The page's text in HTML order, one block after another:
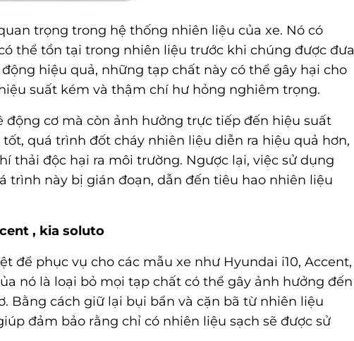
trọng trong hệ thống nhiên liệu của xe. Nó có
thể tồn tại trong nhiên liệu trước khi chúng được đưa
hiệu quả, những tạp chất này có thể gây hại cho
suất kém và thậm chí hư hỏng nghiêm trọng.
cơ mà còn ảnh hưởng trực tiếp đến hiệu suất
quá trình đốt cháy nhiên liệu diễn ra hiệu quả hơn,
thải độc hại ra môi trường. Ngược lại, việc sử dụng
trình này bị gián đoạn, dẫn đến tiêu hao nhiên liệu
, kia soluto
để phục vụ cho các mẫu xe như Hyundai i10, Accent,
nó là loại bỏ mọi tạp chất có thể gây ảnh hưởng đến
Bằng cách giữ lại bụi bẩn và cặn bã từ nhiên liệu
đảm bảo rằng chỉ có nhiên liệu sạch sẽ được sử